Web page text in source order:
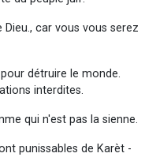
car vous vous serez
détruire le monde.
interdites.
qui n'est pas la sienne.
punissables de Karèt -